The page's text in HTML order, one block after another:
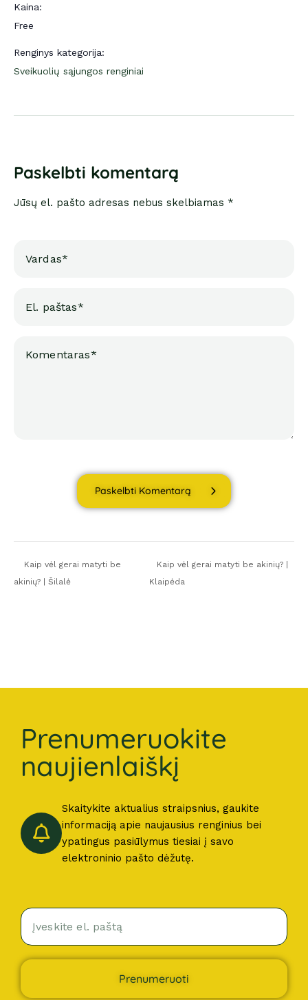
Kaina:
Free
Renginys kategorija:
Sveikuolių sąjungos renginiai
Paskelbti komentarą
Jūsų el. pašto adresas nebus skelbiamas *
Paskelbti Komentarą
Kaip vėl gerai matyti be
akinių? | Šilalė
Kaip vėl gerai matyti be akinių? |
Klaipėda
Prenumeruokite
naujienlaiškį
Skaitykite aktualius straipsnius, gaukite
informaciją apie naujausius renginius bei
ypatingus pasiūlymus tiesiai į savo
elektroninio pašto dėžutę.
Prenumeruoti